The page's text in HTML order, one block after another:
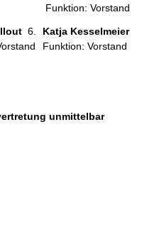
Funktion: Vorstand
Katja Kesselmeier
Funktion: Vorstand
unmittelbar